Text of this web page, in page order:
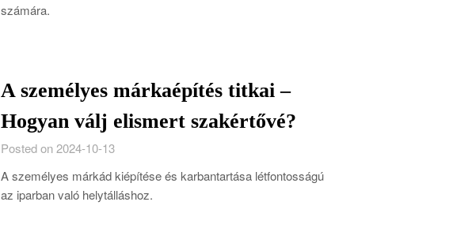
számára.
A személyes márkaépítés titkai –
Hogyan válj elismert szakértővé?
Posted on 2024-10-13
A személyes márkád kiépítése és karbantartása létfontosságú
az iparban való helytálláshoz.